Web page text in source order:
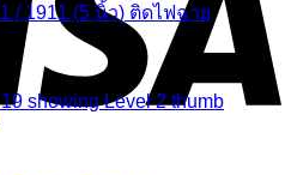
/ 1911 (5 นิ้ว) ติดไฟฉาย